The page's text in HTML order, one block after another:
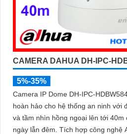
CAMERA DAHUA DH-IPC-
5%-35%
Camera IP Dome DH-IPC-
hoàn hảo cho hệ thống an ninh với
và tầm nhìn hồng ngoại lên tới 40m
ngày lẫn đêm. Tích hợp công nghệ AI thông minh giúp phân